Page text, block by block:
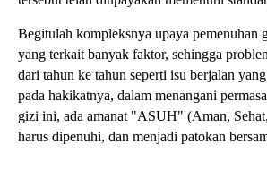
Begitulah kompleksnya upaya pemenuhan
yang terkait banyak faktor, sehingga
dari tahun ke tahun seperti isu berjalan
pada hakikatnya, dalam menangani
gizi ini, ada amanat "ASUH" (Aman,
harus dipenuhi, dan menjadi patokan